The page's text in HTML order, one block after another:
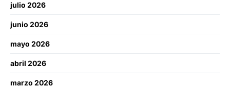
julio 2026
junio 2026
mayo 2026
abril 2026
marzo 2026